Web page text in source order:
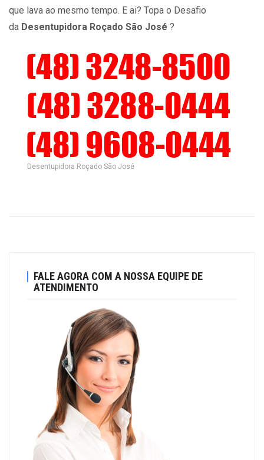
que lava ao mesmo tempo. E ai? Topa o Desafio
da Desentupidora Roçado São José ?
Desentupidora Roçado São José
FALE AGORA COM A NOSSA EQUIPE DE
ATENDIMENTO